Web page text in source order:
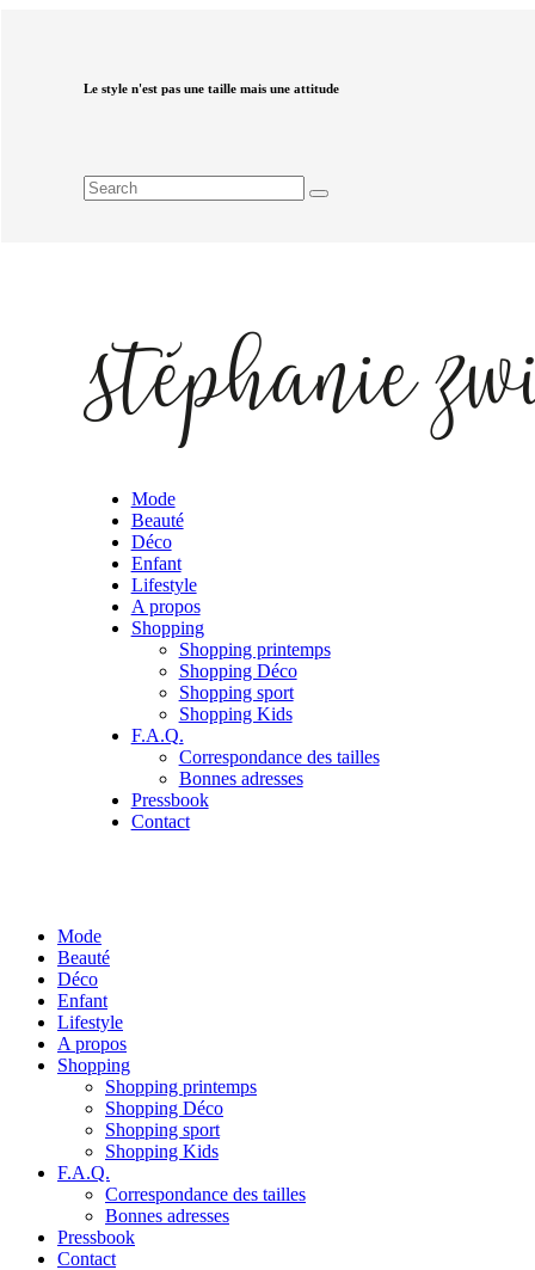
Le style n'est pas une taille mais une attitude
Mode
Beauté
Déco
Enfant
Lifestyle
A propos
Shopping
Shopping printemps
Shopping Déco
Shopping sport
Shopping Kids
F.A.Q.
Correspondance des tailles
Bonnes adresses
Pressbook
Contact
Mode
Beauté
Déco
Enfant
Lifestyle
A propos
Shopping
Shopping printemps
Shopping Déco
Shopping sport
Shopping Kids
F.A.Q.
Correspondance des tailles
Bonnes adresses
Pressbook
Contact